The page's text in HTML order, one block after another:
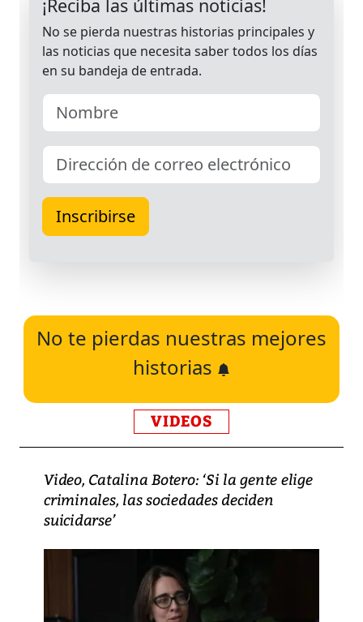
No te pierdas nuestras mejores
historias
VIDEOS
Video, Catalina Botero: ‘Si la gente elige
criminales, las sociedades deciden
suicidarse’